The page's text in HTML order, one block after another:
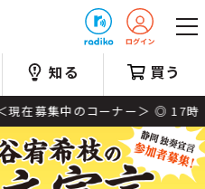
知る 買う
のコーナー＞ ◎ 17